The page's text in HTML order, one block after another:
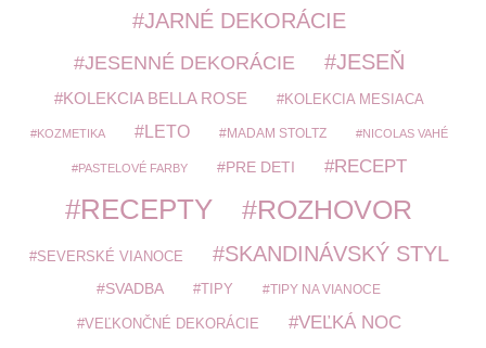
JARNÉ DEKORÁCIE
JESENNÉ DEKORÁCIE JESEŇ
KOLEKCIA BELLA ROSE KOLEKCIA MESIACA
KOZMETIKA LETO MADAM STOLTZ NICOLAS VAHÉ
PASTELOVÉ FARBY PRE DETI RECEPT
RECEPTY ROZHOVOR
SEVERSKÉ VIANOCE SKANDINÁVSKÝ STYL
SVADBA TIPY TIPY NA VIANOCE
VEĽKONČNÉ DEKORÁCIE VEĽKÁ NOC